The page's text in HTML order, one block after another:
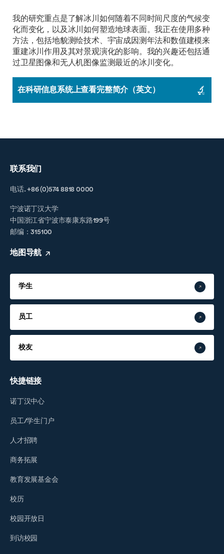
我的研究重点是了解冰川如何随着不同时间尺度的气候变
化而变化，以及冰川如何塑造地球表面。我正在使用多种
方法，包括地貌测绘技术、宇宙成因测年法和数值建模来
重建冰川作用及其​​对景观演化的影响。我的兴趣还包括通
过卫星图像和无人机图像监测最近的冰川变化。
在科研信息系统上查看完整简介（英文）
联系我们
电话. +86 (0)574 8818 0000
宁波诺丁汉大学
中国浙江省宁波市泰康东路199号
邮编：315100
地图导航
学生
员工
校友
快捷链接
诺丁汉中心
员工/学生门户
人才招聘
商务拓展
教育发展基金会
校历
校园开放日
到访校园